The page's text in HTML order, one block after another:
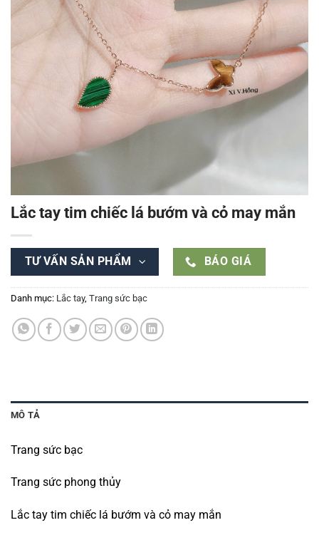
Lắc tay tim chiếc lá bướm và cỏ may mắn
TƯ VẤN SẢN PHẨM BÁO GIÁ
Danh mục: Lắc tay, Trang sức bạc
MÔ TẢ
Trang sức bạc
Trang sức phong thủy
Lắc tay tim chiếc lá bướm và cỏ may mắn